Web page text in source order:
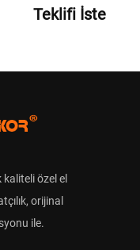
Teklifi İste
özel el
orijinal
ile.